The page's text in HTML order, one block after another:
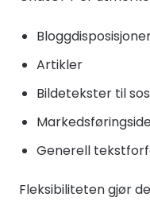
Artikler
Bildetekster til
Generell
Fleksibiliteten gjør